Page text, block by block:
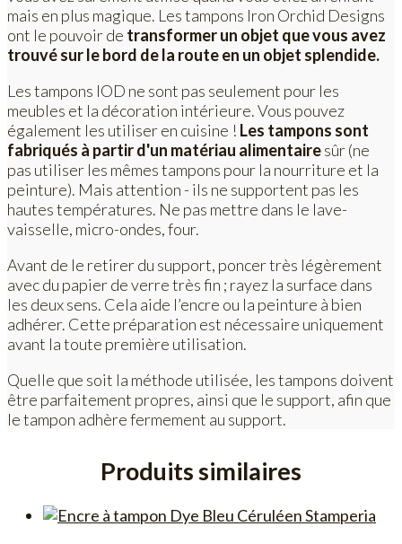
mais en plus magique. Les tampons Iron Orchid Designs
ont le pouvoir de transformer un objet que vous avez
trouvé sur le bord de la route en un objet splendide.
Les tampons IOD ne sont pas seulement pour les
meubles et la décoration intérieure. Vous pouvez
également les utiliser en cuisine ! Les tampons sont
fabriqués à partir d'un matériau alimentairesûr (ne
pas utiliser les mêmes tampons pour la nourriture et la
peinture). Mais attention - ils ne supportent pas les
hautes températures. Ne pas mettre dans le lave-
vaisselle, micro-ondes, four.
Avant de le retirer du support, poncer très légèrement
avec du papier de verre très fin ; rayez la surface dans
les deux sens. Cela aide l’encre ou la peinture à bien
adhérer. Cette préparation est nécessaire uniquement
avant la toute première utilisation.
Quelle que soit la méthode utilisée, les tampons doivent
être parfaitement propres, ainsi que le support, afin que
le tampon adhère fermement au support.
Produits similaires